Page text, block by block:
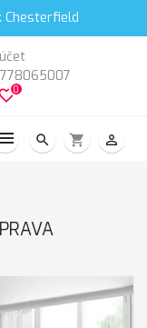
Chesterfield
0
search shopping_cart person_outline